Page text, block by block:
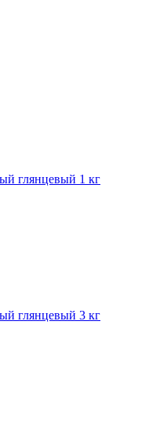
глянцевый 1 кг
глянцевый 3 кг